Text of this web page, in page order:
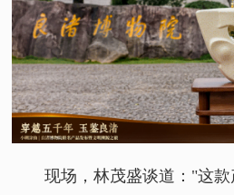
现场，林茂盛谈道："这